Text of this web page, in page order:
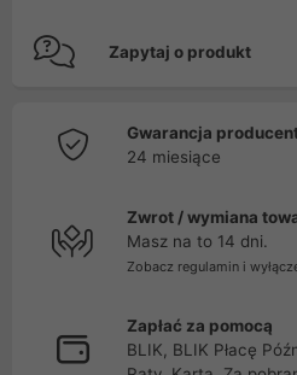
Zapytaj o produkt
Gwarancja
24 miesiące
Zwrot / wymiana
Masz na to 14 dni.
Zobacz regulamin i
Zapłać za pomocą
BLIK, BLIK Płacę